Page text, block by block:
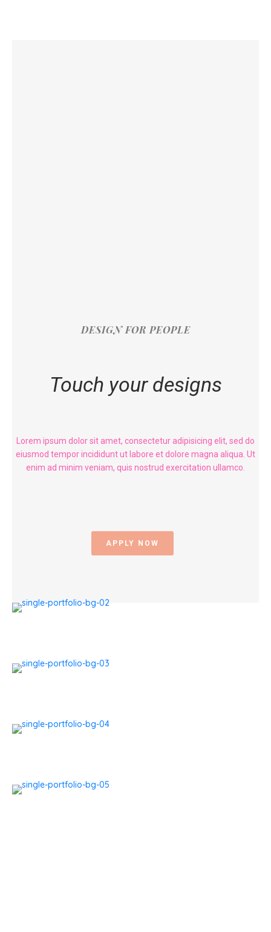
DESIGN FOR PEOPLE
Touch your designs
Lorem ipsum dolor sit amet, consectetur adipisicing elit, sed do
eiusmod tempor incididunt ut labore et dolore magna aliqua. Ut
enim ad minim veniam, quis nostrud exercitation ullamco.
APPLY NOW